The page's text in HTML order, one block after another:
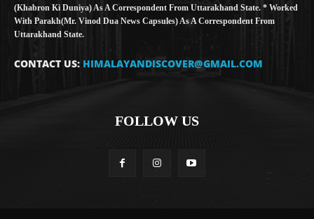
(Khabron Ki Duniya) As A Correspondent From Uttarakhand State. * Worked
With Parakh(Mr. Vinod Dua News Capsules) As A Correspondent From
Uttarakhand State.
CONTACT US: HIMALAYANDISCOVER@GMAIL.COM
FOLLOW US